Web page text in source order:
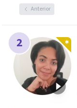
Anterior
2